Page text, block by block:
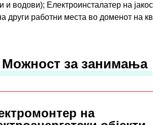
и водови); Eлектроинсталатер на
други работни места во доменот на
Можност за занимања
на